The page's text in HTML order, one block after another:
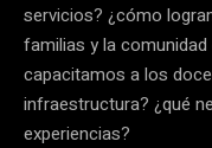
servicios? ¿cómo
familias y la
capacitamos a los
infraestructura? ¿qué
experiencias?